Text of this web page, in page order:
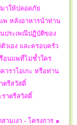
าให้ปลอดภัย
พ หลังอาหารนำท่าน
ประเพณีปฏิบัติของ
วเอง และครอบครัว
อนแพที่ไม่ซ้ำใคร
าราโอเกะ หรือท่าน
ตรีสวัสดิ์
ราตรีสวัสดิ์
ามเงา - โครงการ ๑